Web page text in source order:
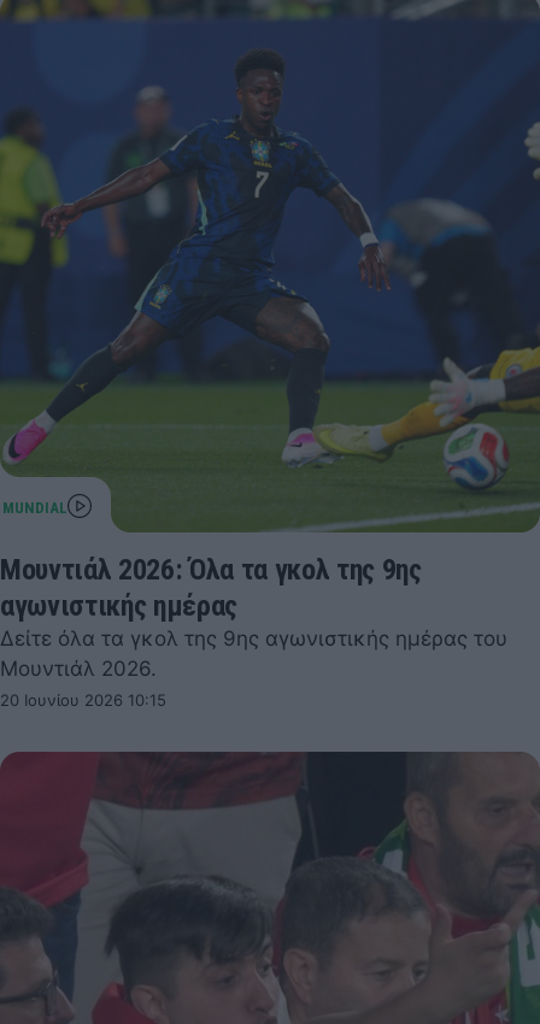
Μουντιάλ 2026: Όλα τα γκολ της 9ης
αγωνιστικής ημέρας
Δείτε όλα τα γκολ της 9ης αγωνιστικής ημέρας του
Μουντιάλ 2026.
20 Ιουνίου 2026 10:15